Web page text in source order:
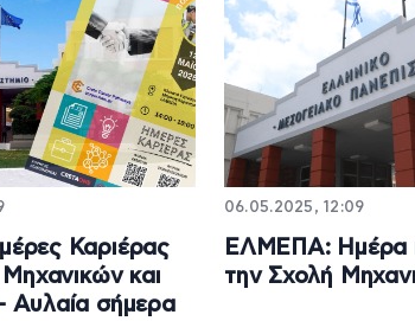
Καριέρας
και
Αυλαία σήμερα
06.05.2025, 12:09
ΕΛΜΕΠΑ: Ημέρα
την Σχολή